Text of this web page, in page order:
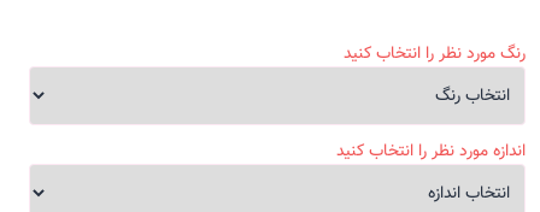
رنگ مورد نظر را انتخاب کنید
اندازه مورد نظر را انتخاب کنید